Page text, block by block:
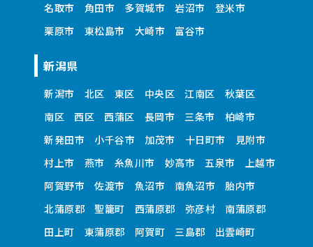
名取市
角田市 多賀城市 岩沼市
登米市
栗原市
東松島市 大崎市 富谷市
新潟県
新潟市 北区 東区 中央区 江南区
秋葉区
南区
西区 西蒲区 長岡市 三条市
柏崎市
新発田市
小千谷市 加茂市 十日町市
見附市
村上市
燕市 糸魚川市 妙高市 五泉市
上越市
阿賀野市
佐渡市 魚沼市 南魚沼市
胎内市
北蒲原郡
聖籠町 西蒲原郡 弥彦村
南蒲原郡
田上町
東蒲原郡 阿賀町 三島郡 出雲崎町